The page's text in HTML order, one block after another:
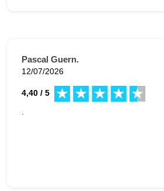
Pascal Guern.
12/07/2026
4,40 / 5